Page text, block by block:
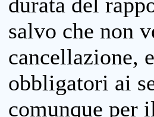
salvo che non
cancellazione,
obbligatori ai
comunque per